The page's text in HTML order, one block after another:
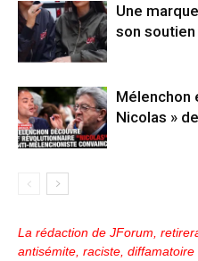
Une
son
Mélenchon
Nicolas »
La rédaction de JForum,
antisémite, raciste,